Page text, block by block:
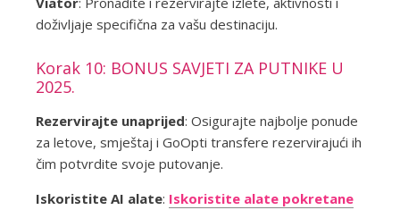
doživljaje specifična za vašu destinaciju.
Korak 10: BONUS SAVJETI ZA PUTNIKE U
2025.
Rezervirajte unaprijed: Osigurajte najbolje ponude
za letove, smještaj i GoOpti transfere rezervirajući ih
čim potvrdite svoje putovanje.
Iskoristite AI alate: Iskoristite alate pokretane